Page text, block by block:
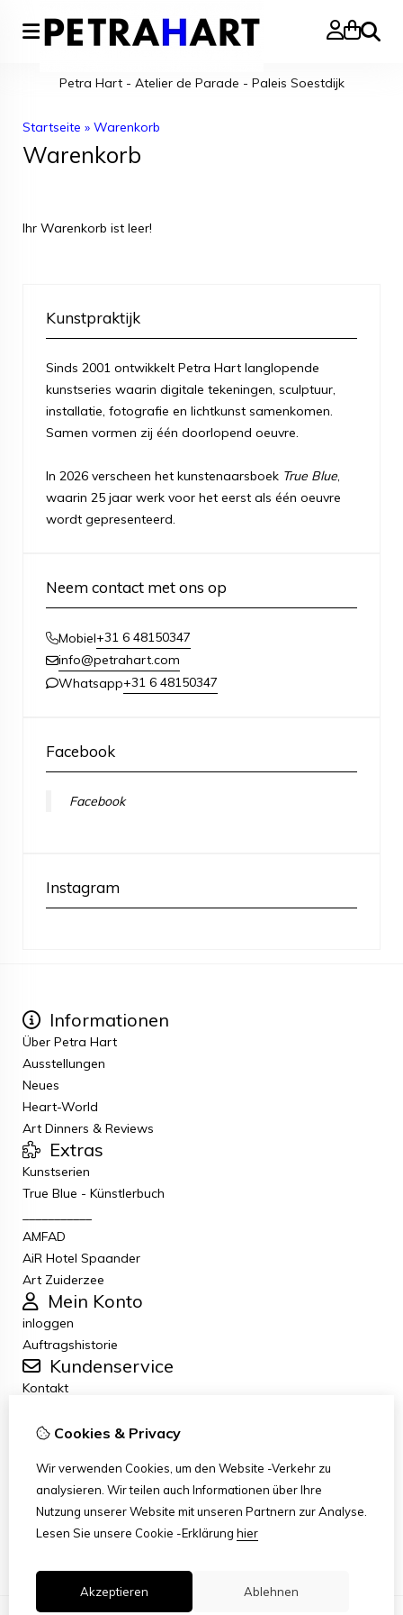
Suche
Petra Hart - Atelier de Parade - Paleis Soestdijk
Startseite » Warenkorb
Warenkorb
Ihr Warenkorb ist leer!
Kunstpraktijk
Sinds 2001 ontwikkelt Petra Hart langlopende
kunstseries waarin digitale tekeningen, sculptuur,
installatie, fotografie en lichtkunst samenkomen.
Samen vormen zij één doorlopend oeuvre.
In 2026 verscheen het kunstenaarsboek True Blue,
waarin 25 jaar werk voor het eerst als één oeuvre
wordt gepresenteerd.
Neem contact met ons op
Mobiel+31 6 48150347
info@petrahart.com
Whatsapp+31 6 48150347
Facebook
Facebook
Instagram
Informationen
Über Petra Hart
Ausstellungen
Neues
Heart-World
Art Dinners & Reviews
Extras
Kunstserien
True Blue - Künstlerbuch
AMFAD
AiR Hotel Spaander
Art Zuiderzee
Mein Konto
inloggen
Auftragshistorie
Kundenservice
Kontakt
Allgemeine Geschäftsbedingungen
Disclaimer
Haftungsausschluss per E-Mail
Copyright
Stichting Art Zuiderzee Route
Cookies & Privacy
Wir verwenden Cookies, um den Website -Verkehr zu
analysieren. Wir teilen auch Informationen über Ihre
Nutzung unserer Website mit unseren Partnern zur Analyse.
Lesen Sie unsere Cookie -Erklärung hier
Akzeptieren Ablehnen